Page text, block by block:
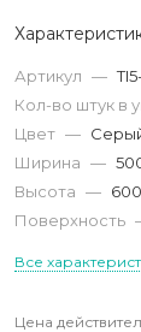
Артикул —
Кол-во штук в
Цвет —
Ширина —
Высота —
Поверхность
Все
Цена